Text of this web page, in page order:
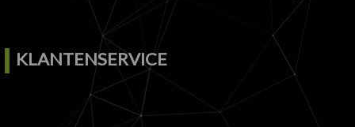
KLANTENSERVICE